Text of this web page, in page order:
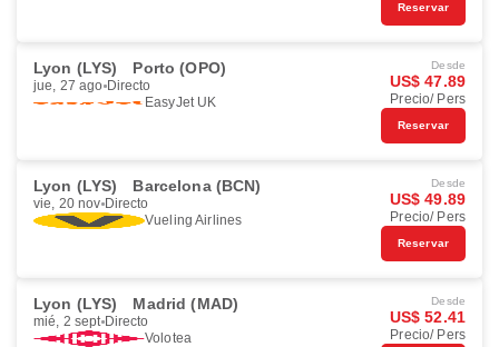
Reservar
Lyon (LYS) Porto (OPO)
jue, 27 ago Directo
EasyJet UK
Desde
US$ 47.89
Precio/ Pers
Reservar
Lyon (LYS) Barcelona (BCN)
vie, 20 nov Directo
Vueling Airlines
Desde
US$ 49.89
Precio/ Pers
Reservar
Lyon (LYS) Madrid (MAD)
mié, 2 sept Directo
Volotea
Desde
US$ 52.41
Precio/ Pers